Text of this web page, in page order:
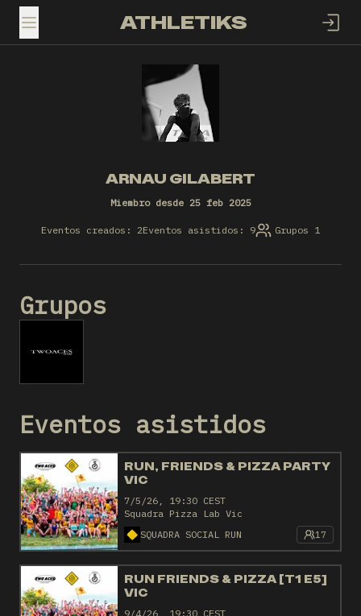
TOGGLE MENUATHLETIKS
ARNAU GILABERT
Miembro desde 25 feb 2025
Eventos creados: 2Eventos asistidos: 9 Grupos 1
Grupos
Eventos asistidos
RUN, FRIENDS & PIZZA PARTY
VIC
7/5/26, 19:30 CEST
Squadra Pizza Lab Vic
SQUADRA SOCIAL RUN
17
RUN FRIENDS & PIZZA [T1 E5]
VIC
9/4/26, 19:30 CEST